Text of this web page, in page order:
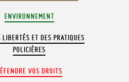
ENVIRONNEMENT
LIBERTÉS ET DES PRATIQUES
POLICIÈRES
VOS DROITS